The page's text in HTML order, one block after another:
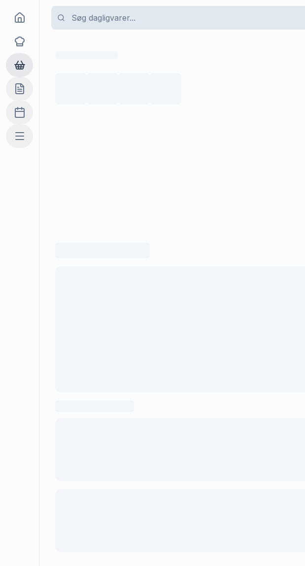
Goma
Opskrifter
Dagligvarer
Indkøbslisten
Madplan
Mere